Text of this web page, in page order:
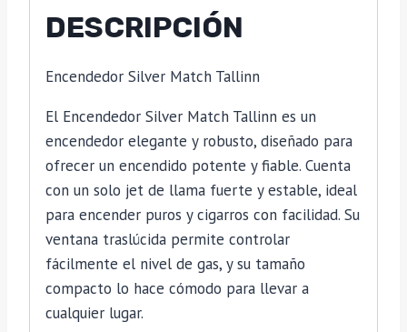
DESCRIPCIÓN
Encendedor Silver Match Tallinn
El Encendedor Silver Match Tallinn es un
encendedor elegante y robusto, diseñado para
ofrecer un encendido potente y fiable. Cuenta
con un solo jet de llama fuerte y estable, ideal
para encender puros y cigarros con facilidad. Su
ventana traslúcida permite controlar
fácilmente el nivel de gas, y su tamaño
compacto lo hace cómodo para llevar a
cualquier lugar.